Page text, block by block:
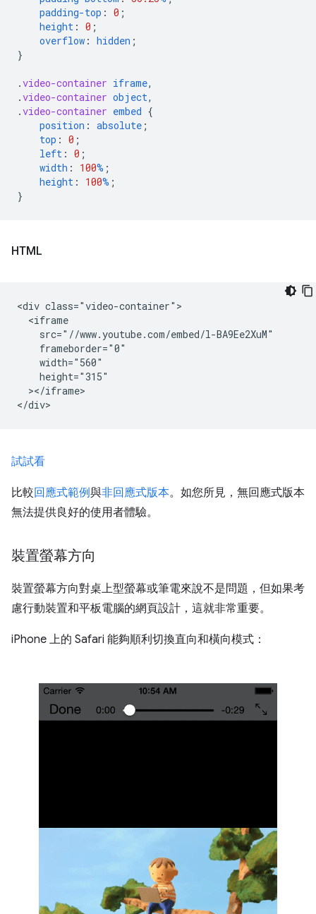
padding-top : 0 ;
height : 0 ;
overflow : hidden ;
}
.video-container iframe,
.video-container object,
.video-container embed {
position : absolute ;
top : 0 ;
left : 0 ;
width : 100% ;
height : 100% ;
}
HTML
<div class="video-container">
  <iframe
    src="//www.youtube.com/embed/l-BA9Ee2XuM"
    frameborder="0"
    width="560"
    height="315"
  ></iframe>
試試看
比較回應式範例與非回應式版本。如您所見，無回應式版本
無法提供良好的使用者體驗。
裝置螢幕方向
裝置螢幕方向對桌上型螢幕或筆電來說不是問題，但如果考
慮行動裝置和平板電腦的網頁設計，這就非常重要。
iPhone 上的 Safari 能夠順利切換直向和橫向模式：